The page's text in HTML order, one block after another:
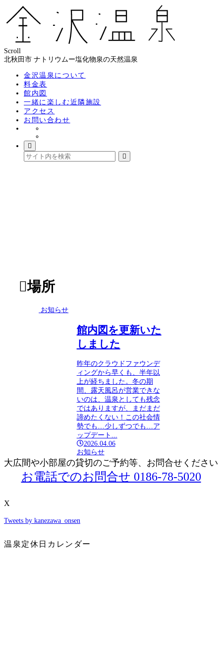
Scroll
北秋田市 ナトリウムー塩化物泉の天然温泉
金沢温泉について
料金表
館内図
一緒に楽しむ近隣施設
アクセス
お問い合わせ
場所
お知らせ
館内図を更新いた
しました
昨年のクラウドファウンデ
ィングから早くも、半年以
上が経ちました。冬の期
間、露天風呂が営業できな
いのは、温泉としても残念
ではありますが、まだまだ
諦めたくない！この社会情
勢でも…少しずつでも…ア
ップデート...
2026.04.06
お知らせ
大広間や小部屋の貸切のご予約等、お問合せください
お電話でのお問合せ 0186-78-5020
X
Tweets by kanezawa_onsen
温泉定休日カレンダー